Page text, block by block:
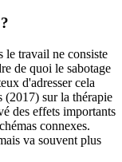
le travail ne consiste
de quoi le sabotage
d'adresser cela
(2017) sur la thérapie
des effets importants
connexes.
va souvent plus